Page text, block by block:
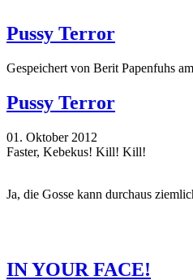
Pussy Terror
Gespeichert von Berit Papenfuhs
Pussy Terror
01. Oktober 2012
Faster, Kebekus! Kill! Kill!
Ja, die Gosse kann durchaus
IN YOUR FACE!